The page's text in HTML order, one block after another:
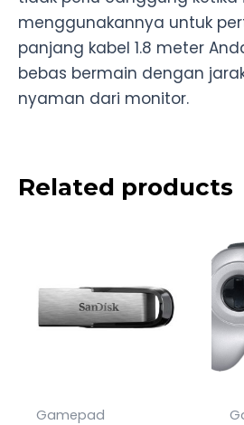
menggunakannya untuk
panjang kabel 1.8 meter
bebas bermain dengan
nyaman dari monitor.
Related products
Gamepad